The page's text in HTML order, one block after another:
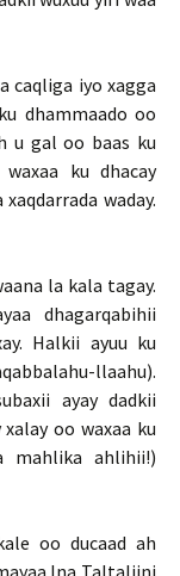
caqliga iyo xagga
dhammaado oo
u gal oo baas ku
ku dhacay
waday.
la kala tagay.
dhagarqabihii
Halkii ayuu ku
llaahu).
ayay dadkii
oo waxaa ku
mahlika ahlihii!)
oo ducaad ah
Ina Taltaliini